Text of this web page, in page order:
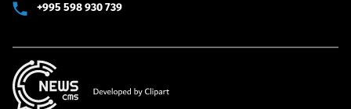
+995 598 930 739